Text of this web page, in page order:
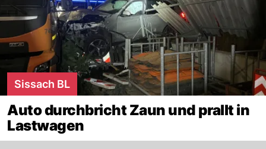
Sissach BL
Auto durchbricht Zaun und prallt in
Lastwagen